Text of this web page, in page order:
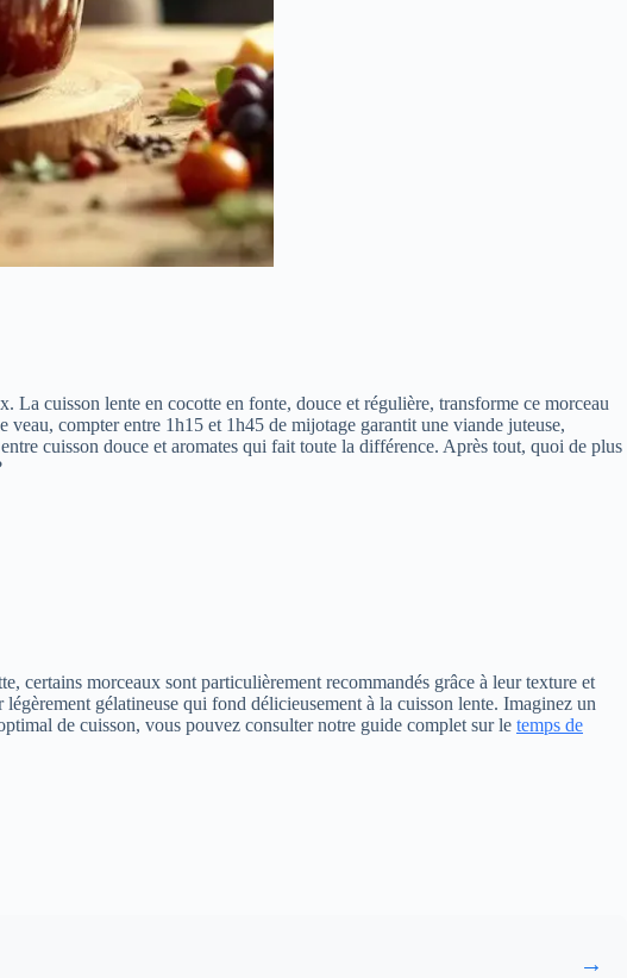
cuisson lente en cocotte en fonte, douce et régulière, transforme ce morceau
compter entre 1h15 et 1h45 de mijotage garantit une viande juteuse,
cuisson douce et aromates qui fait toute la différence. Après tout, quoi de plus
certains morceaux sont particulièrement recommandés grâce à leur texture et
légèrement gélatineuse qui fond délicieusement à la cuisson lente. Imaginez un
de cuisson, vous pouvez consulter notre guide complet sur le temps de
→